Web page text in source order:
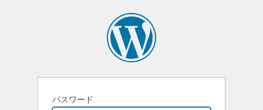
パスワード